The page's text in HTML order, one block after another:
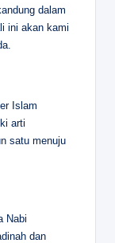
dalam
ini akan kami
Islam
arti
satu menuju
Nabi
dan